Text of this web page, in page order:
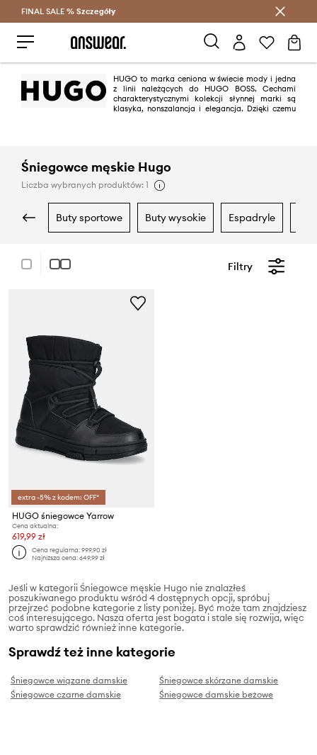
Oszczędzaj z Answear Club >
FINAL SALE % Szczegóły
HUGO to marka ceniona w świecie mody i jedna
z linii należących do HUGO BOSS. Cechami
charakterystycznymi kolekcji słynnej marki są
klasyka, nonszalancja i elegancja. Dzięki czemu
Śniegowce męskie Hugo
Liczba wybranych produktów: 1
buty sportowe buty wysokie espadryle
Filtry
extra -5% z kodem: OFF*
HUGO śniegowce Yarrow
Cena aktualna:
619,99 zł
Cena regularna:999,90 zł
Najniższa cena:649,99 zł
Jeśli w kategorii Śniegowce męskie Hugo nie znalazłeś
poszukiwanego produktu wśród 4 dostępnych opcji, spróbuj
przejrzeć podobne kategorie z listy poniżej. Być może tam znajdziesz
coś interesującego. Nasza oferta jest bogata i stale się rozwija, więc
warto sprawdzić również inne kategorie.
Sprawdź też inne kategorie
Śniegowce wiązane damskie
Śniegowce skórzane damskie
Śniegowce czarne damskie
Śniegowce damskie beżowe